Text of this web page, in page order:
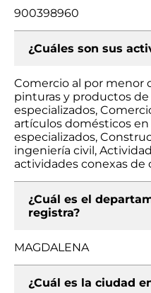
900398960
¿Cuáles son sus
Comercio al por menor
pinturas y productos
especializados,
artículos domésticos
especializados,
ingeniería civil,
actividades conexas
¿Cuál es el
registra?
MAGDALENA
¿Cuál es la ciudad